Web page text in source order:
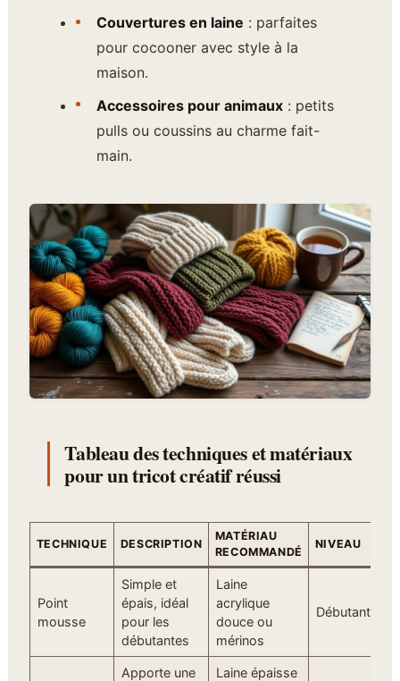
Couvertures en laine : parfaites
pour cocooner avec style à la
maison.
Accessoires pour animaux: petits
pulls ou coussins au charme fait-
main.
Tableau des techniques et matériaux
pour un tricot créatif réussi
TECHNIQUE DESCRIPTION
MATÉRIAU
RECOMMANDÉ
NIVEAU
Point
mousse
Simple et
épais, idéal
pour les
débutantes
Laine
acrylique
douce ou
mérinos
Débutant
Apporte une
Laine épaisse